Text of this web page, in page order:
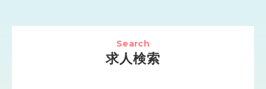
Search
求人検索